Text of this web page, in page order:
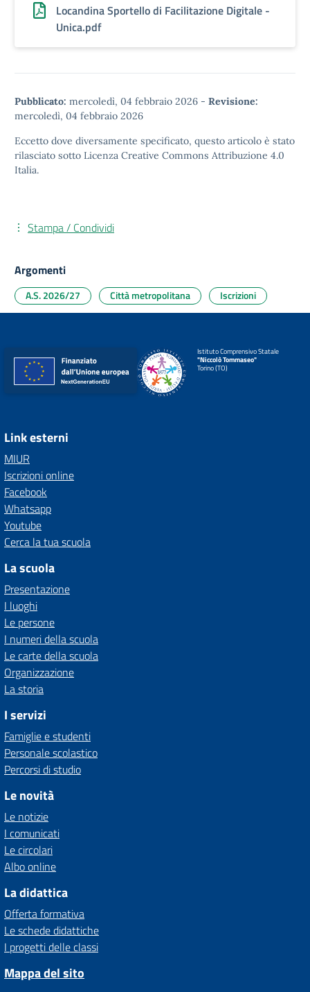
Locandina Sportello di Facilitazione Digitale -
Unica.pdf
Pubblicato: mercoledì, 04 febbraio 2026 - Revisione:
mercoledì, 04 febbraio 2026
Eccetto dove diversamente specificato, questo articolo è stato
rilasciato sotto Licenza Creative Commons Attribuzione 4.0
Italia.
Stampa / Condividi
Argomenti
A.S. 2026/27 Città metropolitana Iscrizioni
Istituto Comprensivo Statale
"Niccolò Tommaseo"
Torino (TO)
Link esterni
MIUR
Iscrizioni online
Facebook
Whatsapp
Youtube
Cerca la tua scuola
La scuola
Presentazione
I luoghi
Le persone
I numeri della scuola
Le carte della scuola
Organizzazione
La storia
I servizi
Famiglie e studenti
Personale scolastico
Percorsi di studio
Le novità
Le notizie
I comunicati
Le circolari
Albo online
La didattica
Offerta formativa
Le schede didattiche
I progetti delle classi
Mappa del sito